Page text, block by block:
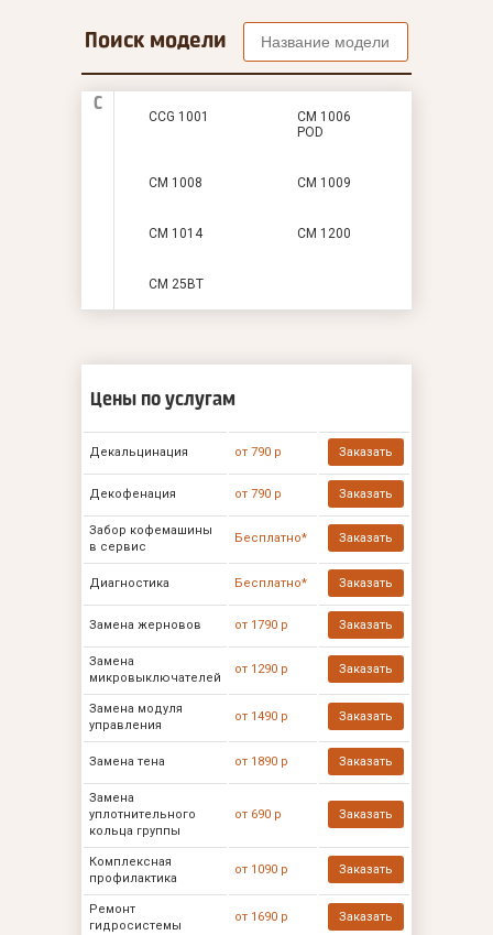
Поиск модели
C
CCG 1001
CM 1006
POD
CM 1008 CM 1009
CM 1014 CM 1200
CM 25BT
Цены по услугам
Декальцинация от 790 р Заказать
Декофенация от 790 р Заказать
Забор кофемашины
в сервис
Бесплатно* Заказать
Диагностика Бесплатно* Заказать
Замена жерновов от 1790 р Заказать
Замена
микровыключателей
от 1290 р Заказать
Замена модуля
управления
от 1490 р Заказать
Замена тена от 1890 р Заказать
Замена
уплотнительного
кольца группы
от 690 р Заказать
Комплексная
профилактика
от 1090 р Заказать
Ремонт
гидросистемы
от 1690 р Заказать